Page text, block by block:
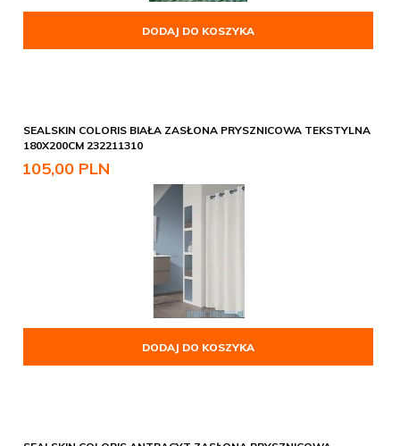
DODAJ DO KOSZYKA
SEALSKIN COLORIS BIAŁA ZASŁONA PRYSZNICOWA TEKSTYLNA
180X200CM 232211310
105,00 PLN
DODAJ DO KOSZYKA